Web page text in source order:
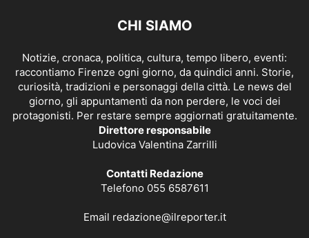
CHI SIAMO
Notizie, cronaca, politica, cultura, tempo libero, eventi:
raccontiamo Firenze ogni giorno, da quindici anni. Storie,
curiosità, tradizioni e personaggi della città. Le news del
giorno, gli appuntamenti da non perdere, le voci dei
protagonisti. Per restare sempre aggiornati gratuitamente.
Direttore responsabile
Ludovica Valentina Zarrilli
Contatti Redazione
Telefono 055 6587611
Email redazione@ilreporter.it